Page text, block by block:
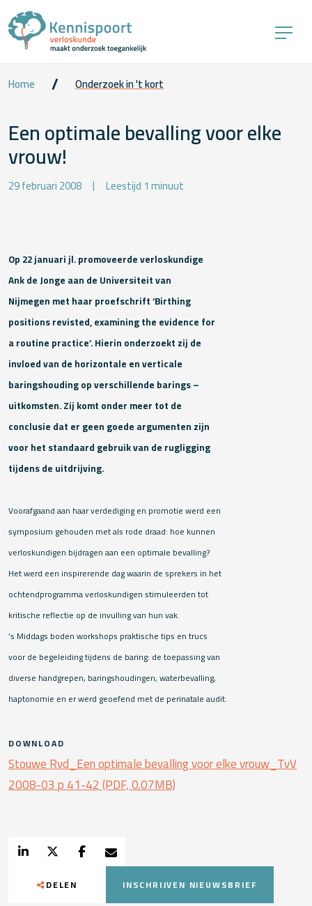
Home Onderzoek in 't kort
Een optimale bevalling voor elke
vrouw!
29 februari 2008 Leestijd 1 minuut
Op 22 januari jl. promoveerde verloskundige
Ank de Jonge aan de Universiteit van
Nijmegen met haar proefschrift ‘Birthing
positions revisted, examining the evidence for
a routine practice‘. Hierin onderzoekt zij de
invloed van de horizontale en verticale
baringshouding op verschillende barings –
uitkomsten. Zij komt onder meer tot de
conclusie dat er geen goede argumenten zijn
voor het standaard gebruik van de rugligging
tijdens de uitdrijving.
Voorafgaand aan haar verdediging en promotie werd een
symposium gehouden met als rode draad: hoe kunnen
verloskundigen bijdragen aan een optimale bevalling?
Het werd een inspirerende dag waarin de sprekers in het
ochtendprogramma verloskundigen stimuleerden tot
kritische reflectie op de invulling van hun vak.
’s Middags boden workshops praktische tips en trucs
voor de begeleiding tijdens de baring: de toepassing van
diverse handgrepen, baringshoudingen, waterbevalling,
haptonomie en er werd geoefend met de perinatale audit.
DOWNLOAD
Stouwe Rvd_Een optimale bevalling voor elke vrouw_TvV
2008-03 p 41-42 (PDF, 0.07MB)
DELEN INSCHRIJVEN NIEUWSBRIEF